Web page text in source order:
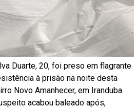
Duarte, 20, foi preso em flagrante
à prisão na noite desta
Novo Amanhecer, em Iranduba.
acabou baleado após,